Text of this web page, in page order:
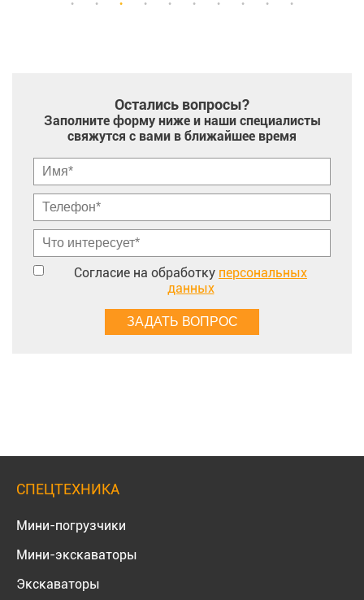
Остались вопросы?
Заполните форму ниже и наши специалисты
свяжутся с вами в ближайшее время
Согласие на обработку персональных
данных
СПЕЦТЕХНИКА
Мини-погрузчики
Мини-экскаваторы
Экскаваторы